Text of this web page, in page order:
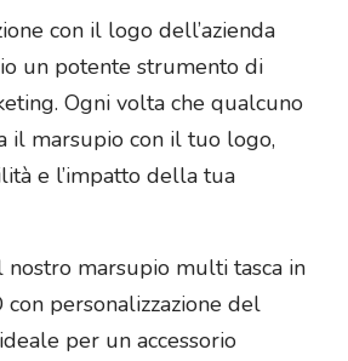
con il logo dell’azienda
un potente strumento di
Ogni volta che qualcuno
il marsupio con il tuo logo,
e l’impatto della tua
nostro marsupio multi tasca in
personalizzazione del
per un accessorio